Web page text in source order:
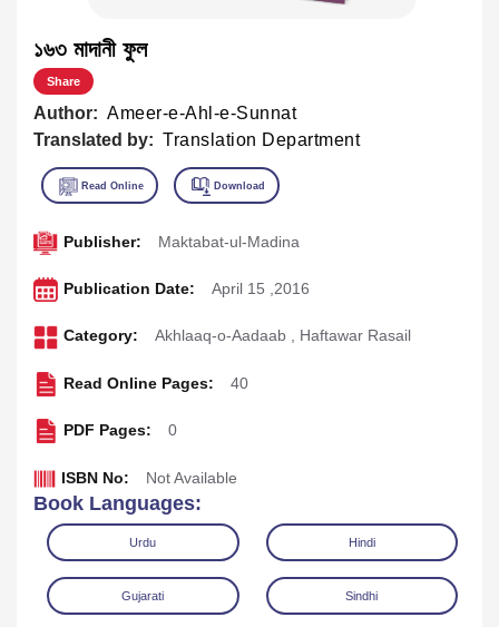
১৬৩ মাদানী ফুল
Share
Author: Ameer-e-Ahl-e-Sunnat
Translated by: Translation Department
Publisher: Maktabat-ul-Madina
Publication Date: April 15 ,2016
Category: Akhlaaq-o-Aadaab , Haftawar Rasail
Read Online Pages: 40
PDF Pages: 0
ISBN No: Not Available
Book Languages:
Urdu Hindi
Gujarati Sindhi